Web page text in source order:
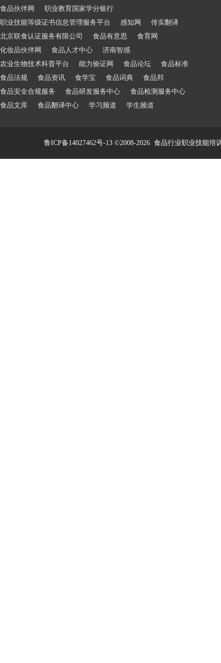
食品伙伴网
职业教育国家学分银行
职业技能等级证书信息管理服务平台
感知网
传实翻译
北京联食认证服务有限公司
食品有意思
食育网
化妆品伙伴网
食品人才中心
济南智感
农业生物技术科普平台
能力验证网 食品论坛
食品标准
食品法规
食品资讯 食学宝 食品词典
食品邦
食品安全合规服务
食品研发服务中心
食品检测服务中心
食品文库
食品翻译中心 学习频道 学生频道
鲁ICP备14027462号-13©2008-2026 食品行业职业技能培